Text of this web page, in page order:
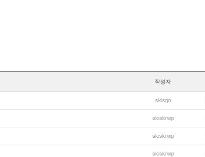
작성자
skisgo
skiskrwp
skiskrwp
skiskrwp